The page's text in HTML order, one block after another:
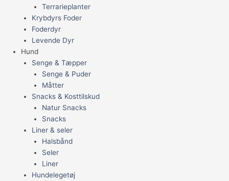
Terrarieplanter
Krybdyrs Foder
Foderdyr
Levende Dyr
Hund
Senge & Tæpper
Senge & Puder
Måtter
Snacks & Kosttilskud
Natur Snacks
Snacks
Liner & seler
Halsbånd
Seler
Liner
Hundelegetøj